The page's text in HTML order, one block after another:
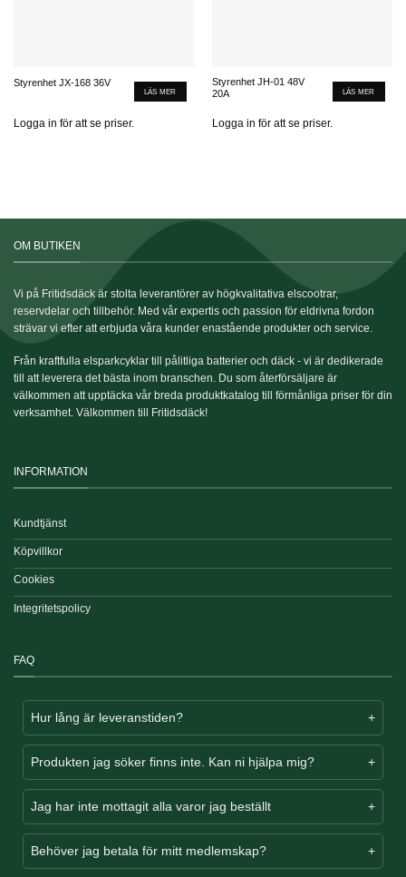
Styrenhet JX-168 36V
LÄS MER
Logga in för att se priser.
Styrenhet JH-01 48V
20A
LÄS MER
Logga in för att se priser.
OM BUTIKEN
Vi på Fritidsdäck är stolta leverantörer av högkvalitativa elscootrar,
reservdelar och tillbehör. Med vår expertis och passion för eldrivna fordon
strävar vi efter att erbjuda våra kunder enastående produkter och service.
Från kraftfulla elsparkcyklar till pålitliga batterier och däck - vi är dedikerade
till att leverera det bästa inom branschen. Du som återförsäljare är
välkommen att upptäcka vår breda produktkatalog till förmånliga priser för din
verksamhet. Välkommen till Fritidsdäck!
INFORMATION
Kundtjänst
Köpvillkor
Cookies
Integritetspolicy
FAQ
Hur lång är leveranstiden?
Produkten jag söker finns inte. Kan ni hjälpa mig?
Jag har inte mottagit alla varor jag beställt
Behöver jag betala för mitt medlemskap?